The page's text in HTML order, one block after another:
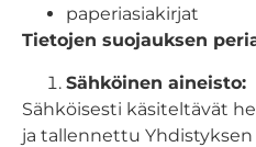
paperiasiakirjat
Tietojen suojauksen
Sähköinen aineisto:
Sähköisesti käsiteltävät
ja tallennettu